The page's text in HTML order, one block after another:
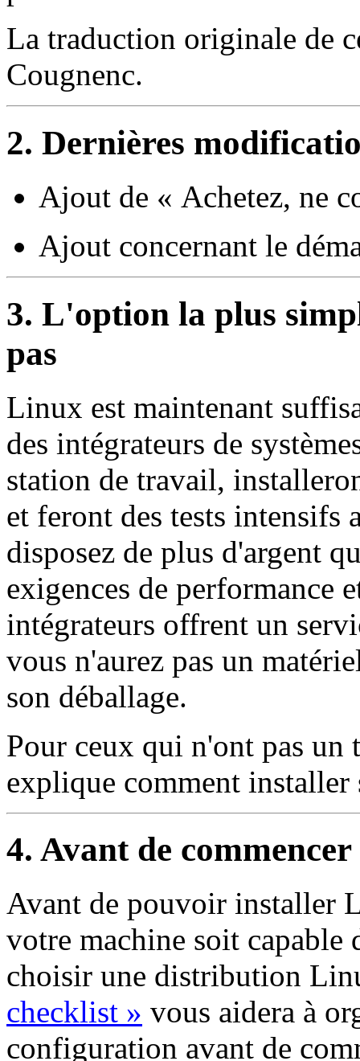
La traduction originale de
Cougnenc.
2. Dernières
Ajout de « Achetez, ne
Ajout concernant le
3. L'option la plus
pas
Linux est maintenant
des intégrateurs de
station de travail,
et feront des tests
disposez de plus d'argent
exigences de performance
intégrateurs offrent un
vous n'aurez pas un
son déballage.
Pour ceux qui n'ont pas un
explique comment
4. Avant de commencer
Avant de pouvoir installer
votre machine soit capable
choisir une distribution
checklist » vous aidera à
configuration avant de